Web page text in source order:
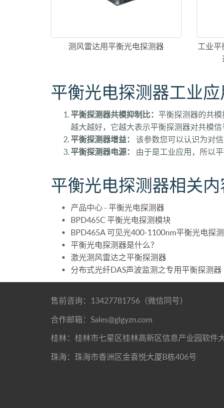
测风雷达用平衡光电探测器
工业平
平衡光电探测器工业
平衡探测器共模抑制比： 平衡探测器的共
越大越好，它越大表示平衡探测器对共模
平衡探测器增益：
该参数您可以认识为对
平衡探测器电源：
由于是工业应用，所以
平衡光电探测器相关内
产品中心 - 平衡光电探测器
BPD465C 平衡光电探测模块
BPD465A 可见光400-1100nm平衡光电探
平衡光电探测器是什么？
激光测风雷达之平衡探测器
分布式光纤DAS声波监测之专用平衡探测器
售前咨询：13427781756（微信同号）
合作邮箱：Sales@glgyzn.com
桂林：桂林市七星区桂林高新区信息产业园软件
珠海：珠海市香洲区金喜悦大厦B栋406号